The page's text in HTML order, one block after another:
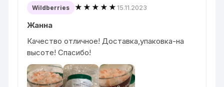
Wildberries ★★★★★15.11.2023
Жанна
Качество отличное! Доставка,упаковка-на
высоте! Спасибо!